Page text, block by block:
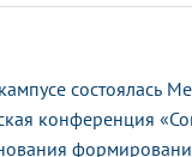
состоялась
конференция